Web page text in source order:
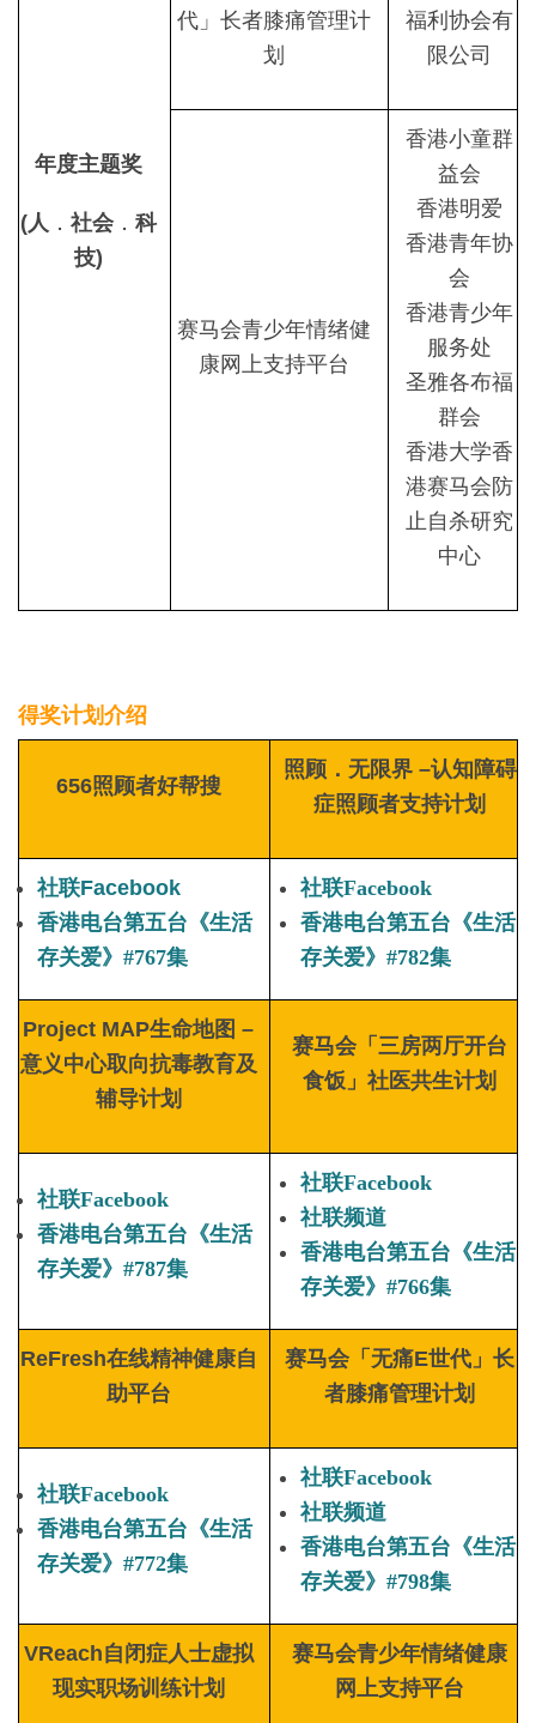
年度主题奖
(人 ． 社会 ． 科
技)
代」长者膝痛管理计
划
福利协会有
限公司
赛马会青少年情绪健
康网上支持平台
香港小童群
益会
香港明爱
香港青年协
会
香港青少年
服务处
圣雅各布福
群会
香港大学香
港赛马会防
止自杀研究
中心
得奖计划介绍
656照顾者好帮搜
照顾．无限界 –认知障碍
症照顾者支持计划
社联Facebook
香港电台第五台《生活
存关爱》#767集
社联Facebook
香港电台第五台《生活
存关爱》#782集
Project MAP生命地图 –
意义中心取向抗毒教育及
辅导计划
赛马会「三房两厅开台
食饭」社医共生计划
社联Facebook
香港电台第五台《生活
存关爱》#787集
社联Facebook
社联频道
香港电台第五台《生活
存关爱》#766集
ReFresh在线精神健康自
助平台
赛马会「无痛E世代」 长
者膝痛管理计划
社联Facebook
香港电台第五台《生活
存关爱》#772集
社联Facebook
社联频道
香港电台第五台《生活
存关爱》#798集
VReach自闭症人士虚拟
现实职场训练计划
赛马会青少年情绪健康
网上支持平台